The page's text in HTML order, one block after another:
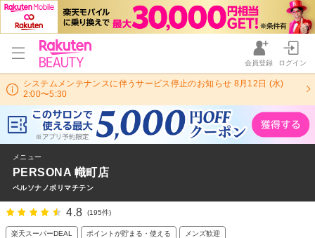
会員登録 ログイン
システムメンテナンスに伴うサービス停止のお知らせ 8月12日 (水)
2:00〜5:30
メニュー
PERSONA 幟町店
ペルソナノボリマチテン
4.8 (195件)
楽天スーパーDEAL ポイントが貯まる・使える メンズ歓迎